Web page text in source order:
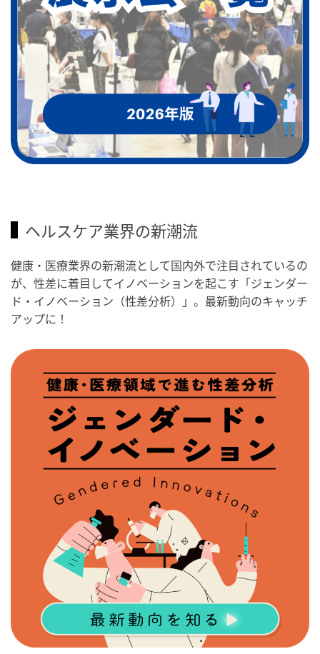
ヘルスケア業界の新潮流
健康・医療業界の新潮流として国内外で注目されているの
が、性差に着目してイノベーションを起こす「ジェンダー
ド・イノベーション（性差分析）」。最新動向のキャッチ
アップに！